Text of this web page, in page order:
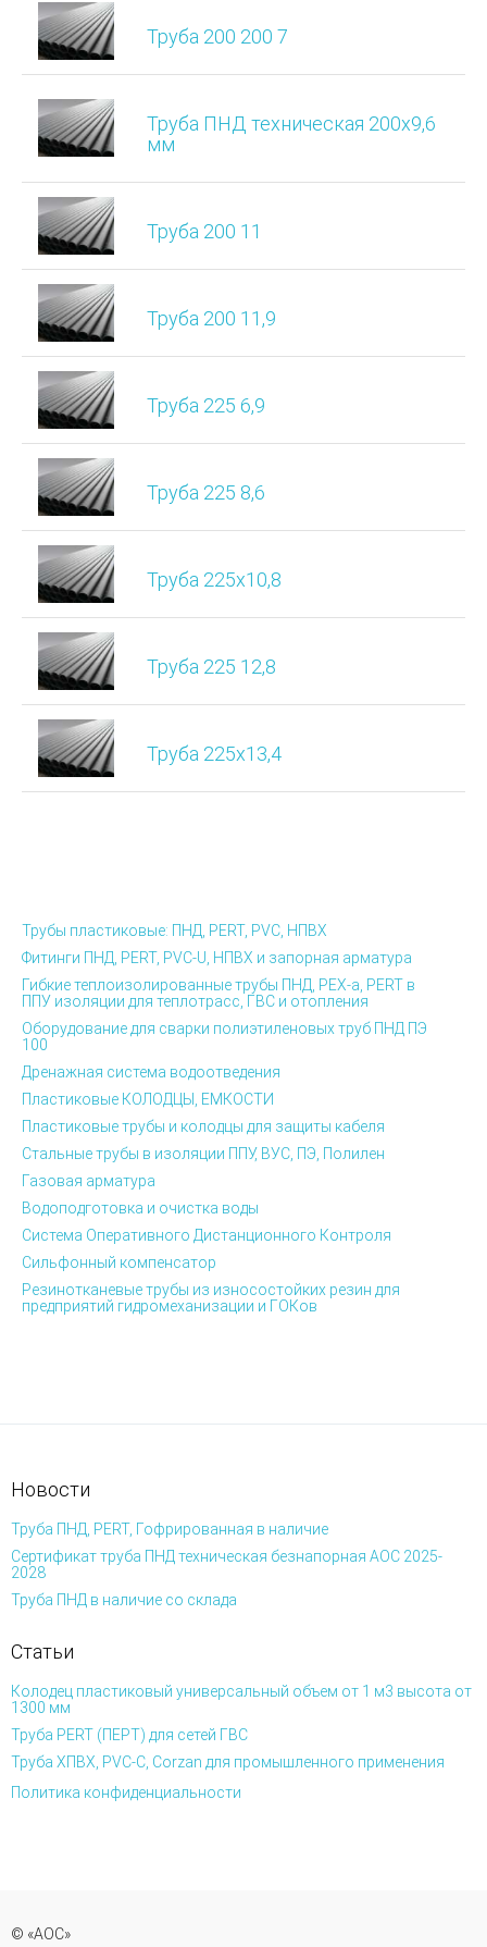
Труба 200 200 7
Труба ПНД техническая 200х9,6
мм
Труба 200 11
Труба 200 11,9
Труба 225 6,9
Труба 225 8,6
Труба 225х10,8
Труба 225 12,8
Труба 225х13,4
Трубы пластиковые: ПНД, PERT, PVC, НПВХ
Фитинги ПНД, PERT, PVC-U, НПВХ и запорная арматура
Гибкие теплоизолированные трубы ПНД, PEX-а, PERT в
ППУ изоляции для теплотрасс, ГВС и отопления
Оборудование для сварки полиэтиленовых труб ПНД ПЭ
100
Дренажная система водоотведения
Пластиковые КОЛОДЦЫ, ЕМКОСТИ
Пластиковые трубы и колодцы для защиты кабеля
Стальные трубы в изоляции ППУ, ВУС, ПЭ, Полилен
Газовая арматура
Водоподготовка и очистка воды
Система Оперативного Дистанционного Контроля
Сильфонный компенсатор
Резинотканевые трубы из износостойких резин для
предприятий гидромеханизации и ГОКов
Новости
Труба ПНД, PERT, Гофрированная в наличие
Сертификат труба ПНД техническая безнапорная АОС 2025-
2028
Труба ПНД в наличие со склада
Статьи
Колодец пластиковый универсальный объем от 1 м3 высота от
1300 мм
Труба PERT (ПЕРТ) для сетей ГВС
Труба ХПВХ, PVC-C, Corzan для промышленного применения
Политика конфиденциальности
© «АОС»